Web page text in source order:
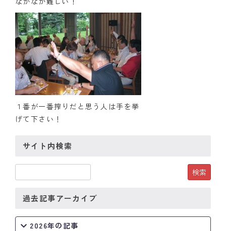
１番が一番搾りだと思う人は手を挙
げて下さい！
サイト内検索
過去記事アーカイブ
2026年の記事